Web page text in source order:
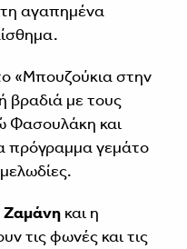
αγαπημένα
«Μπουζούκια στην
βραδιά με τους
Φασουλάκη και
πρόγραμμα γεμάτο
και η
τις φωνές και τις